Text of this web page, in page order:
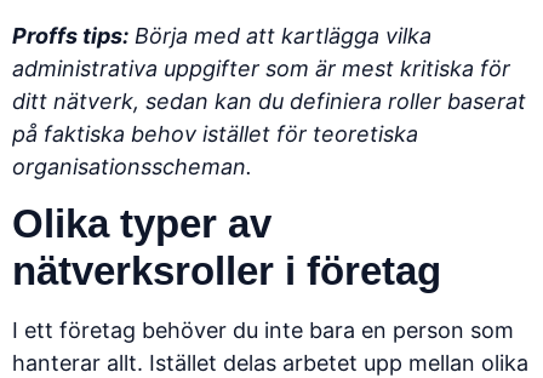
Proffs tips: Börja med att kartlägga vilka
administrativa uppgifter som är mest kritiska för
ditt nätverk, sedan kan du definiera roller baserat
på faktiska behov istället för teoretiska
organisationsscheman.
Olika typer av
nätverksroller i företag
I ett företag behöver du inte bara en person som
hanterar allt. Istället delas arbetet upp mellan olika